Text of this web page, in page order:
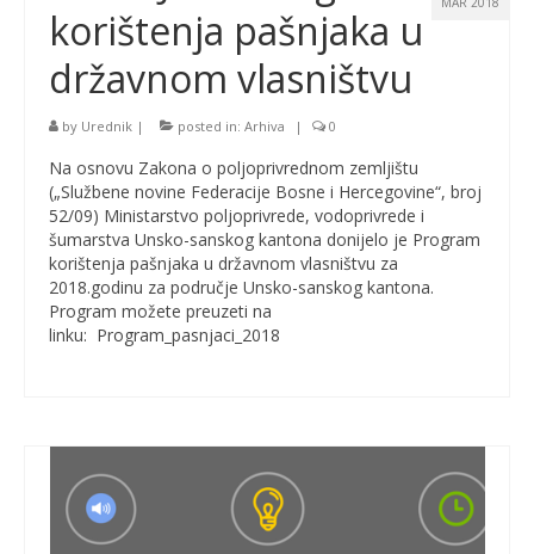
korištenja pašnjaka u
državnom vlasništvu
by Urednik | posted in: Arhiva | 0
Na osnovu Zakona o poljoprivrednom zemljištu
(„Službene novine Federacije Bosne i Hercegovine“, broj
52/09) Ministarstvo poljoprivrede, vodoprivrede i
šumarstva Unsko-sanskog kantona donijelo je Program
korištenja pašnjaka u državnom vlasništvu za
2018.godinu za područje Unsko-sanskog kantona.
Program možete preuzeti na
linku: Program_pasnjaci_2018